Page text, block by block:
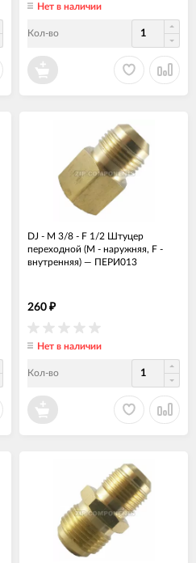
Нет в наличии
Кол-во
DJ - M 3/8 - F 1/2 Штуцер
переходной (М - наружняя, F -
внутренняя) — ПЕРИ013
260 ₽
Нет в наличии
Кол-во